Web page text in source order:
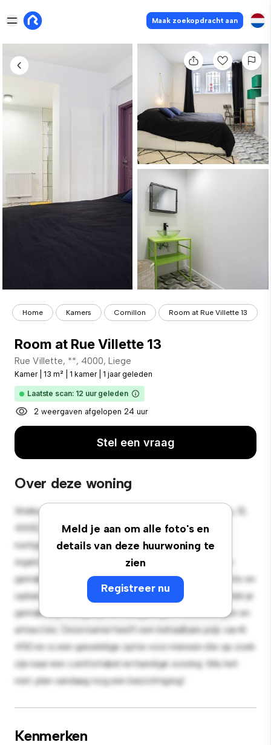
Maak zoekopdracht aan
Home Kamers Cornillon Room at Rue Villette 13
Room at Rue Villette 13
Rue Villette, **, 4000, Liege
Kamer 13 m² 1 kamer 1 jaar geleden
Laatste scan: 12 uur geleden
2 weergaven afgelopen 24 uur
Stel een vraag
Over deze woning
Meld je aan om alle foto's en
details van deze huurwoning te
zien
Registreer nu
Welkom bij je nieuwe toevluchtsoord in Rue Villette, 13,
4000, Liege! Deze comfortabele kamer biedt een
rustige en persoonlijke leefruimte. Deze kamer is
ingericht met de essentiële benodigdheden voor je
gemak en biedt een comfortabel bed, een werkruimte en
opbergmogelijkheden. Dankzij de gunstige ligging heb je
gemakkelijk toegang tot nabijgelegen voorzieningen en
attracties. Deze kamer heeft een betaalbare prijs van €
450 en is een geweldige optie voor mensen die op zoek
zijn naar een comfortabel en handige woning. Mis het
niet: plan vandaag nog een bezichtiging!
Kenmerken